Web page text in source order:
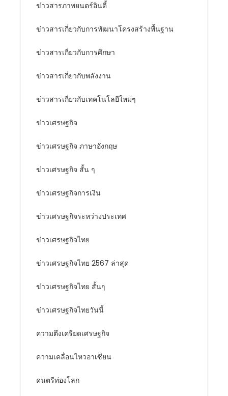
ข่าวสารภาพยนตร์อินดี้
ข่าวสารเกี่ยวกับการพัฒนาโครงสร้างพื้นฐาน
ข่าวสารเกี่ยวกับการศึกษา
ข่าวสารเกี่ยวกับพลังงาน
ข่าวสารเกี่ยวกับเทคโนโลยีใหม่ๆ
ข่าวเศรษฐกิจ
ข่าวเศรษฐกิจ ภาษาอังกฤษ
ข่าวเศรษฐกิจ สั้น ๆ
ข่าวเศรษฐกิจการเงิน
ข่าวเศรษฐกิจระหว่างประเทศ
ข่าวเศรษฐกิจไทย
ข่าวเศรษฐกิจไทย 2567 ล่าสุด
ข่าวเศรษฐกิจไทย สั้นๆ
ข่าวเศรษฐกิจไทยวันนี้
ความตึงเครียดเศรษฐกิจ
ความเคลื่อนไหวอาเซียน
ดนตรีท่องโลก